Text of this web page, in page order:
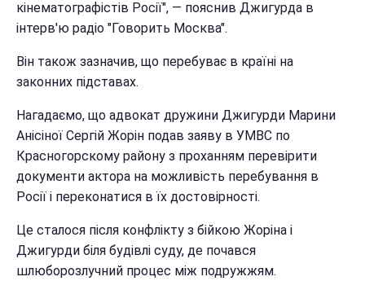
кінематографістів Росії", — пояснив Джигурда в
інтерв'ю радіо "Говорить Москва".
Він також зазначив, що перебуває в країні на
законних підставах.
Нагадаємо, що адвокат дружини Джигурди Марини
Анісіної Сергій Жорін подав заяву в УМВС по
Красногорскому району з проханням перевірити
документи актора на можливість перебування в
Росії і переконатися в їх достовірності.
Це сталося після конфлікту з бійкою Жоріна і
Джигурди біля будівлі суду, де почався
шлюборозлучний процес між подружжям.